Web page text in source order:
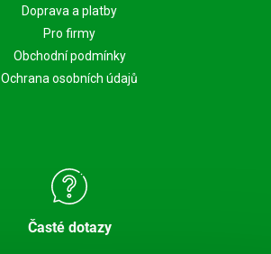
Doprava a platby
Pro firmy
Obchodní podmínky
Ochrana osobních údajů
Časté dotazy